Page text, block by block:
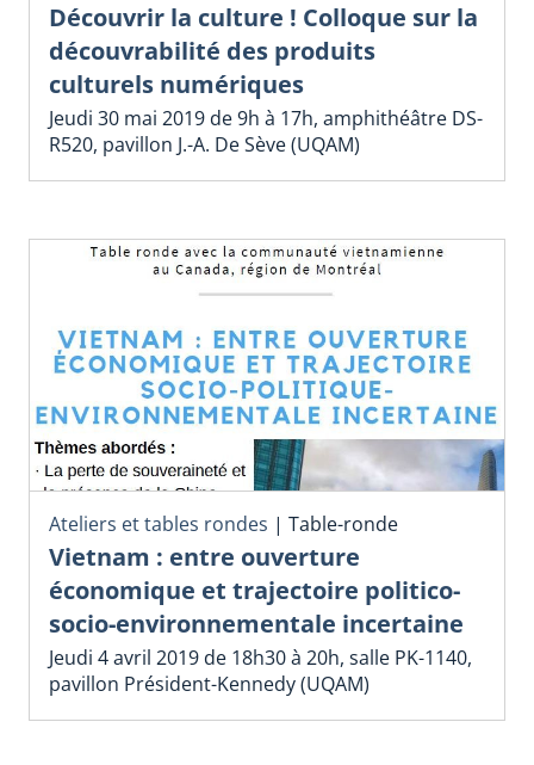
Découvrir la culture ! Colloque sur la
découvrabilité des produits
culturels numériques
Jeudi 30 mai 2019 de 9h à 17h, amphithéâtre DS-
R520, pavillon J.-A. De Sève (UQAM)
Ateliers et tables rondes | Table-ronde
Vietnam : entre ouverture
économique et trajectoire politico-
socio-environnementale incertaine
Jeudi 4 avril 2019 de 18h30 à 20h, salle PK-1140,
pavillon Président-Kennedy (UQAM)